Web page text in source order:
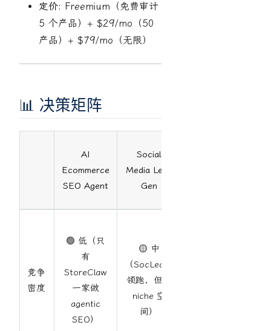
定价: Freemium（免费审计
5 个产品）+ $29/mo（50
产品）+ $79/mo（无限）
📊 决策矩阵
AI
Ecommerce
SEO Agent
Social
Media Lead
Gen
竞争
密度
🟢 低（只
有
StoreClaw
一家做
agentic
SEO）
🟡 中
（SocLeads
领跑，但有
niche 空
间）